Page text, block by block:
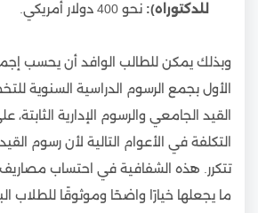
للدكتوراه): نحو 400 دولار أمريكي.
وبذلك يمكن للطالب الوافد أن يحسب
الأول بجمع الرسوم الدراسية السنوية
القيد الجامعي والرسوم الإدارية
التكلفة في الأعوام التالية لأن رسوم
تتكرر. هذه الشفافية في احتساب
ما يجعلها خيارًا واضحًا وموثوقًا للطلاب